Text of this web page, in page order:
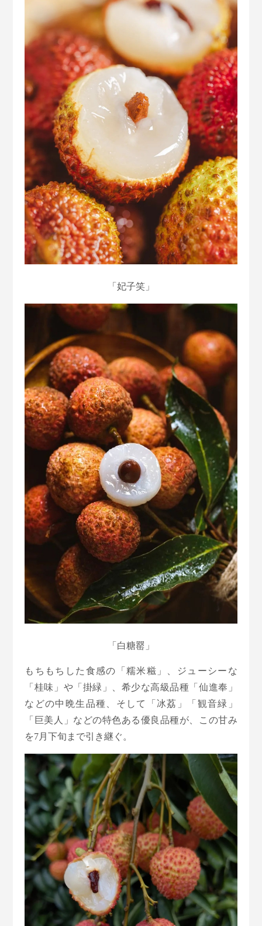
「妃子笑」
「白糖罂」
もちもちした食感の「糯米糍」、ジューシーな
「桂味」や「掛緑」、希少な高級品種「仙進奉」
などの中晩生品種、そして「冰荔」「観音緑」
「巨美人」などの特色ある優良品種が、この甘み
を7月下旬まで引き継ぐ。